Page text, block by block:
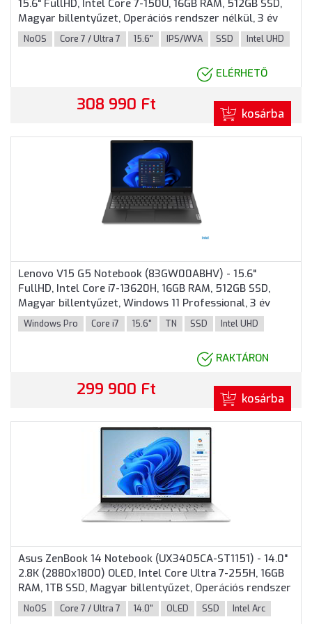
15.6" FullHD, Intel Core 7-150U, 16GB RAM, 512GB SSD,
Magyar billentyűzet, Operációs rendszer nélkül, 3 év
garancia, Szürke színben
NoOS Core 7 / Ultra 7 15.6" IPS/WVA SSD Intel UHD
ELÉRHETŐ
308 990 Ft kosárba
Lenovo V15 G5 Notebook (83GW00ABHV) - 15.6"
FullHD, Intel Core i7-13620H, 16GB RAM, 512GB SSD,
Magyar billentyűzet, Windows 11 Professional, 3 év
garancia, Fekete színben
Windows Pro Core i7 15.6" TN SSD Intel UHD
RAKTÁRON
299 900 Ft kosárba
Asus ZenBook 14 Notebook (UX3405CA-ST1151) - 14.0"
2.8K (2880x1800) OLED, Intel Core Ultra 7-255H, 16GB
RAM, 1TB SSD, Magyar billentyűzet, Operációs rendszer
nélkül, 3 év garancia, Ezüst színben
NoOS Core 7 / Ultra 7 14.0" OLED SSD Intel Arc